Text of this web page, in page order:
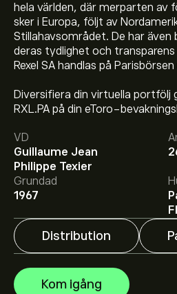
hela världen, där merparten av
sker i Europa, följt av
Stillahavsområdet. De har även
deras tydlighet och
Rexel SA handlas på
Diversifiera din virtuella portfölj
RXL.PA på din eToro-
VD
Guillaume Jean
Philippe Texier
Grundad
1967
Distribution
Kom igång
Aktiekursen live för RXL.PA är
Det genomsnittliga kursmålet för
Registrera dighos eToro för att
prisprognoser och kursmål från
aktieanalytiker.
Aktieanalytiker erbjuder
baserat på marknadstrender,
förväntad tillväxt. Se den
framtida prisrörelser.
Börsvärdet för Rexel SA är